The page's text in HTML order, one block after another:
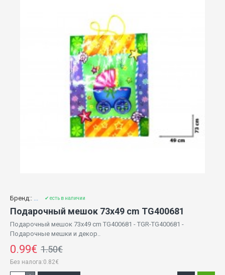
Бренд:: ... ✔ есть в наличии
Подарочный мешок 73x49 cm TG400681
Подарочный мешок 73x49 cm TG400681 - TGR-TG400681 -
Подарочные мешки и декор..
0.99€ 1.50€
Без налога:0.82€